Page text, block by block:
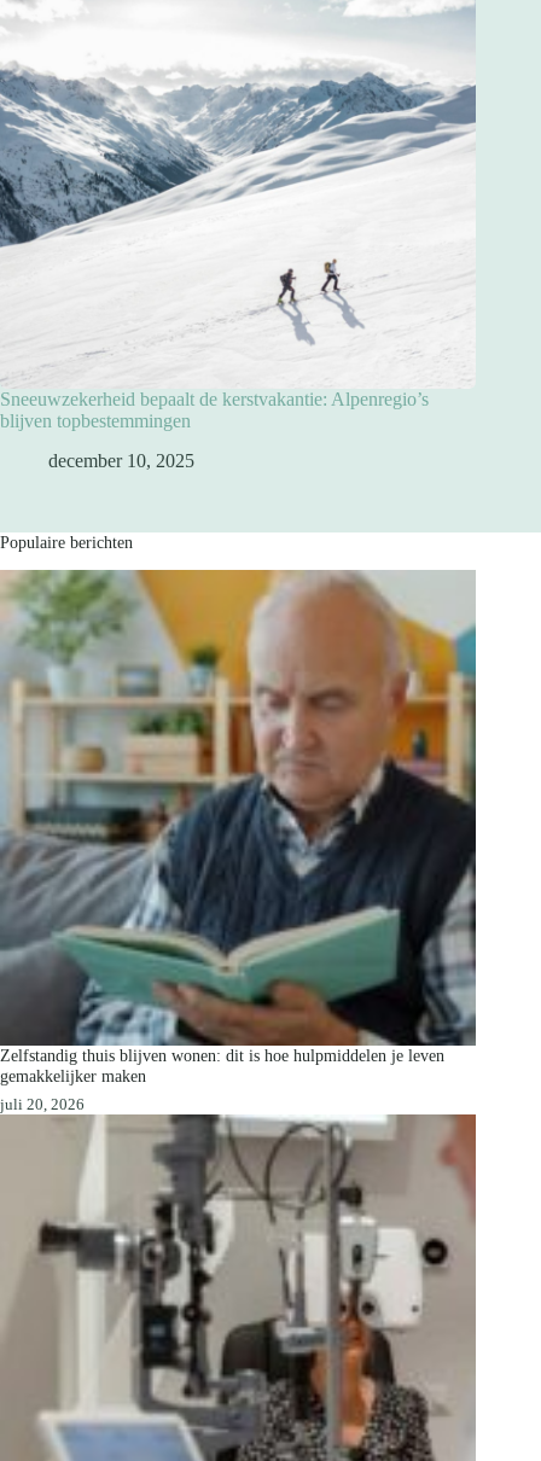
Sneeuwzekerheid bepaalt de kerstvakantie: Alpenregio’s
blijven topbestemmingen
december 10, 2025
Populaire berichten
Zelfstandig thuis blijven wonen: dit is hoe hulpmiddelen je leven
gemakkelijker maken
juli 20, 2026